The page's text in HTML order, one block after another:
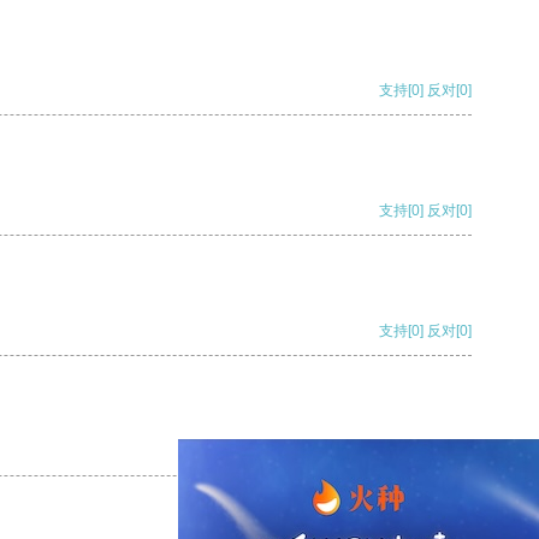
支持[0] 反对[0]
支持[0] 反对[0]
支持[0] 反对[0]